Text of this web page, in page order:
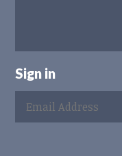
Sign in